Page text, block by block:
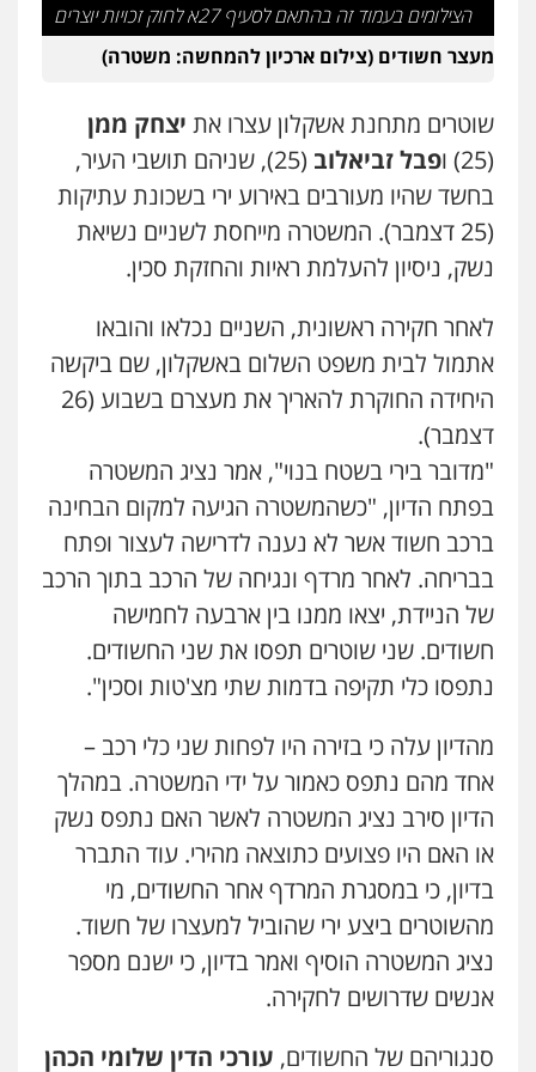
עו"ד אסף דוק
פלילי עבירות מין סמים והימורים פשיעה
0526885006
עו"ד שלי גורביץ – לוי
משפט פלילי פשיעה חמורה מעצרים
וחקירות צבאי תעבורה
0544218336
עו"ד שאדי כבהא
פלילי עורכי דין לענייני אסירים
0525556970
משרד עורכי דין חן ברוך
פלילי דיני תעבורה מעצרים וחקירות
0505078733
עו"ד קארין לגטיוי
פלילי פשיעה חמורה מעצרים וחקירות
0507446995
עו"ד ירון גיגי
פלילי צווארון לבן מעצרים הליכי הסגרה
0522249087
משפט פלילי פשיעה חמורה צווארון לבן
525043999
עו"ד אסף כהן
מעצרים וחקירות
הצילומים בעמוד זה בהתאם לסעיף 27א לחוק זכויות יוצרים
מעצר חשודים (צילום ארכיון להמחשה: משטרה)
שוטרים מתחנת אשקלון עצרו את יצחק ממן
(25) ו
פבל זביאלוב
(25), שניהם תושבי העיר,
בחשד שהיו מעורבים באירוע ירי בשכונת עתיקות
(25 דצמבר). המשטרה מייחסת לשניים נשיאת
נשק, ניסיון להעלמת ראיות והחזקת סכין.
לאחר חקירה ראשונית, השניים נכלאו והובאו
אתמול לבית משפט השלום באשקלון, שם ביקשה
היחידה החוקרת להאריך את מעצרם בשבוע (26
דצמבר).
"מדובר בירי בשטח בנוי", אמר נציג המשטרה
בפתח הדיון, "כשהמשטרה הגיעה למקום הבחינה
ברכב חשוד אשר לא נענה לדרישה לעצור ופתח
בבריחה. לאחר מרדף ונגיחה של הרכב בתוך הרכב
של הניידת, יצאו ממנו בין ארבעה לחמישה
חשודים. שני שוטרים תפסו את שני החשודים.
נתפסו כלי תקיפה בדמות שתי מצ'טות וסכין".
מהדיון עלה כי בזירה היו לפחות שני כלי רכב –
אחד מהם נתפס כאמור על ידי המשטרה. במהלך
הדיון סירב נציג המשטרה לאשר האם נתפס נשק
או האם היו פצועים כתוצאה מהירי. עוד התברר
בדיון, כי במסגרת המרדף אחר החשודים, מי
מהשוטרים ביצע ירי שהוביל למעצרו של חשוד.
נציג המשטרה הוסיף ואמר בדיון, כי ישנם מספר
אנשים שדרושים לחקירה.
סנגוריהם של החשודים, עורכי הדין שלומי הכהן